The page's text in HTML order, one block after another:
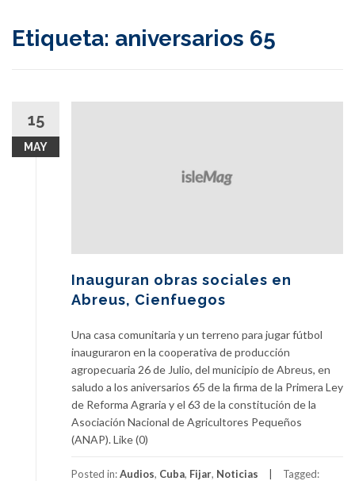
Etiqueta: aniversarios 65
15
MAY
Inauguran obras sociales en
Abreus, Cienfuegos
Una casa comunitaria y un terreno para jugar fútbol
inauguraron en la cooperativa de producción
agropecuaria 26 de Julio, del municipio de Abreus, en
saludo a los aniversarios 65 de la firma de la Primera Ley
de Reforma Agraria y el 63 de la constitución de la
Asociación Nacional de Agricultores Pequeños
(ANAP). Like (0)
Posted in:Audios, Cuba, Fijar, Noticias Tagged: